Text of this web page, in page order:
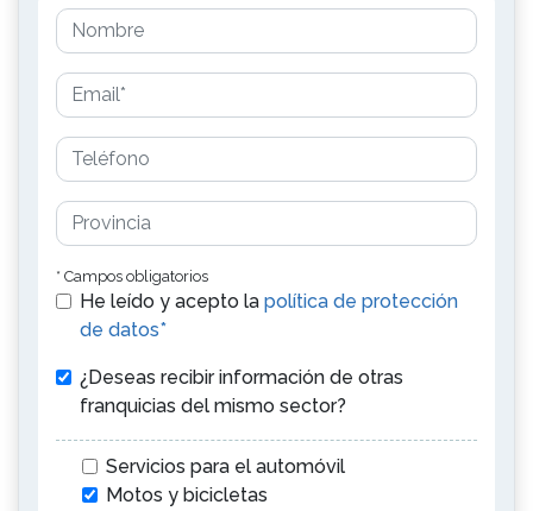
* Campos obligatorios
He leído y acepto la política de protección
de datos*
¿Deseas recibir información de otras
franquicias del mismo sector?
Servicios para el automóvil
Motos y bicicletas